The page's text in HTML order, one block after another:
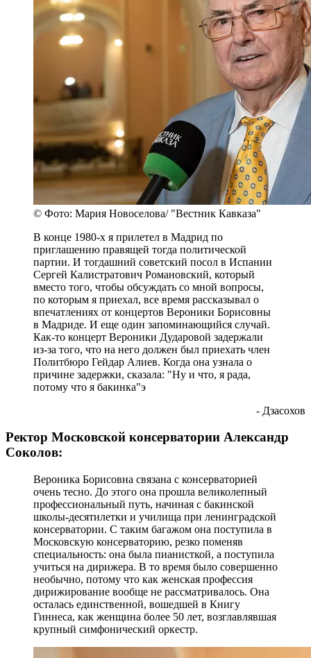
© Фото: Мария Новоселова/ "Вестник Кавказа"
В конце 1980-х я прилетел в Мадрид по
приглашению правящей тогда политической
партии. И тогдашний советский посол в Испании
Сергей Калистратович Романовский, который
вместо того, чтобы обсуждать со мной вопросы,
по которым я приехал, все время рассказывал о
впечатлениях от концертов Вероники Борисовны
в Мадриде. И еще один запоминающийся случай.
Как-то концерт Вероники Дударовой задержали
из-за того, что на него должен был приехать член
Политбюро Гейдар Алиев. Когда она узнала о
причине задержки, сказала: "Ну и что, я рада,
потому что я бакинка"э
- Дзасохов
Ректор Московской консерватории Александр
Соколов:
Вероника Борисовна связана с консерваторией
очень тесно. До этого она прошла великолепный
профессиональный путь, начиная с бакинской
школы-десятилетки и училища при ленинградской
консерватории. С таким багажом она поступила в
Московскую консерваторию, резко поменяв
специальность: она была пианисткой, а поступила
учиться на дирижера. В то время было совершенно
необычно, потому что как женская профессия
дирижирование вообще не рассматривалось. Она
осталась единственной, вошедшей в Книгу
Гиннеса, как женщина более 50 лет, возглавлявшая
крупный симфонический оркестр.